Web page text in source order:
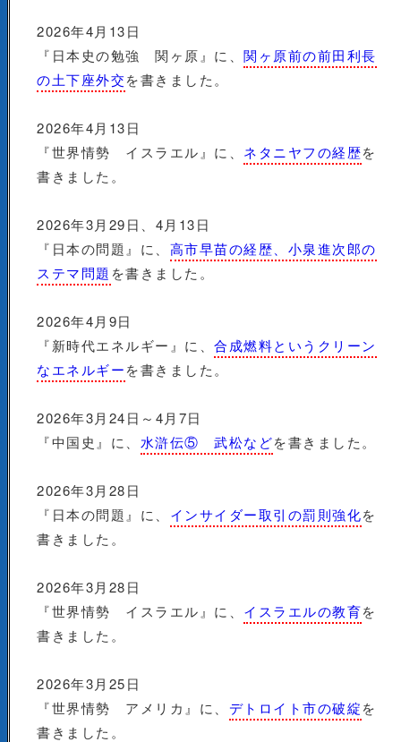
2026年4月13日
『日本史の勉強 関ヶ原』に、 関ヶ原前の前田利長
の土下座外交を書きました。
2026年4月13日
『世界情勢 イスラエル』に、 ネタニヤフの経歴を
書きました。
2026年3月29日、4月13日
『日本の問題』に、 高市早苗の経歴、小泉進次郎の
ステマ問題 を書きました。
2026年4月9日
『新時代エネルギー』に、 合成燃料というクリーン
なエネルギーを書きました。
2026年3月24日～4月7日
『中国史』に、 水滸伝⑤ 武松などを書きました。
2026年3月28日
『日本の問題』に、 インサイダー取引の罰則強化を
書きました。
2026年3月28日
『世界情勢 イスラエル』に、 イスラエルの教育を
書きました。
2026年3月25日
『世界情勢 アメリカ』に、 デトロイト市の破綻を
書きました。